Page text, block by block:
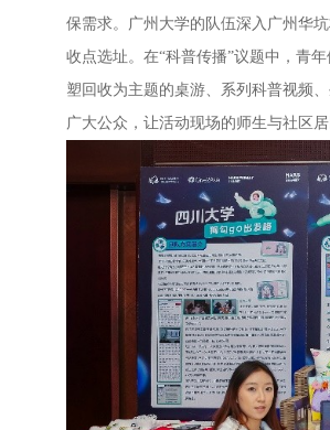
保需求。广州大学的队伍深入广州华
收点选址。在“科普传播”议题中，青
塑回收为主题的桌游、系列科普视频
广大公众，让活动现场的师生与社区